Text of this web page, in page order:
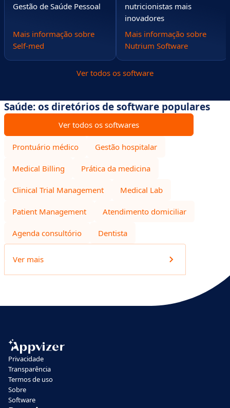
Gestão de Saúde Pessoal
Mais informação sobre
Self-med
nutricionistas mais
inovadores
Mais informação sobre
Nutrium Software
Ver todos os software
Saúde: os diretórios de software populares
Ver todos os softwares
Prontuário médico Gestão hospitalar
Medical Billing Prática da medicina
Clinical Trial Management Medical Lab
Patient Management Atendimento domiciliar
Agenda consultório Dentista
Ver mais
Privacidade
Transparência
Termos de uso
Sobre
Software